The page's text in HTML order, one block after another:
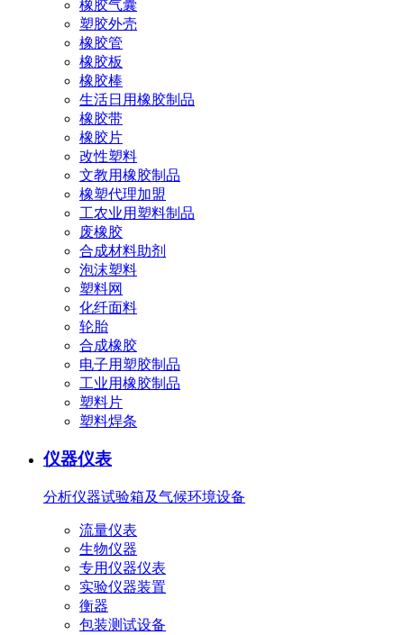
橡胶气囊
塑胶外壳
橡胶管
橡胶板
橡胶棒
生活日用橡胶制品
橡胶带
橡胶片
改性塑料
文教用橡胶制品
橡塑代理加盟
工农业用塑料制品
废橡胶
合成材料助剂
泡沫塑料
塑料网
化纤面料
轮胎
合成橡胶
电子用塑胶制品
工业用橡胶制品
塑料片
塑料焊条
仪器仪表
分析仪器试验箱及气候环境设备
流量仪表
生物仪器
专用仪器仪表
实验仪器装置
衡器
包装测试设备